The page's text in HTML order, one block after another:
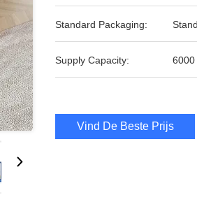
Standard Packaging:
Supply Capacity: 6000
Vind De Beste Prijs